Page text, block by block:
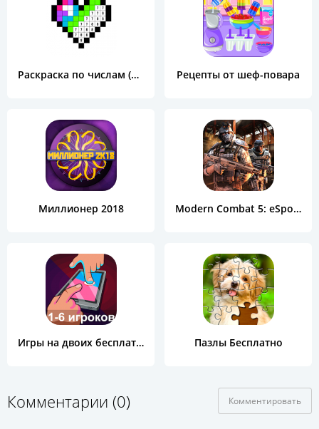
Раскраска по числам (Color by Number) Рецепты от шеф-повара
Миллионер 2018 Modern Combat 5: eSports FPS
Игры на двоих бесплатно Пазлы Бесплатно
Комментарии (0) Комментировать